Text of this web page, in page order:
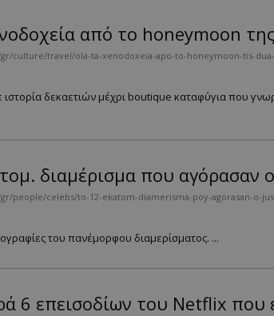
από το honeymoon
culture/travel/ola-ta-xenodoxeia-apo-to-honeymoon-tis-
δεκαετιών μέχρι boutique καταφύγια που
διαμέρισμα που αγόρασαν
people/celebs/to-12-ekatom-diamerisma-poy-agorasan-o-
του πανέμορφου διαμερίσματος. ...
6 επεισοδίων του Netflix που